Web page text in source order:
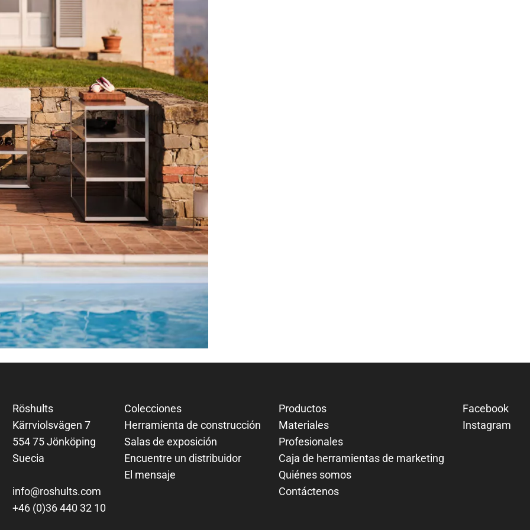
Röshults
Kärrviolsvägen 7
554 75 Jönköping
Suecia
info@roshults.com
+46 (0)36 440 32 10
Colecciones
Herramienta de construcción
Salas de exposición
Encuentre un distribuidor
El mensaje
Productos
Materiales
Profesionales
Caja de herramientas de marketing
Quiénes somos
Contáctenos
Facebook
Instagram